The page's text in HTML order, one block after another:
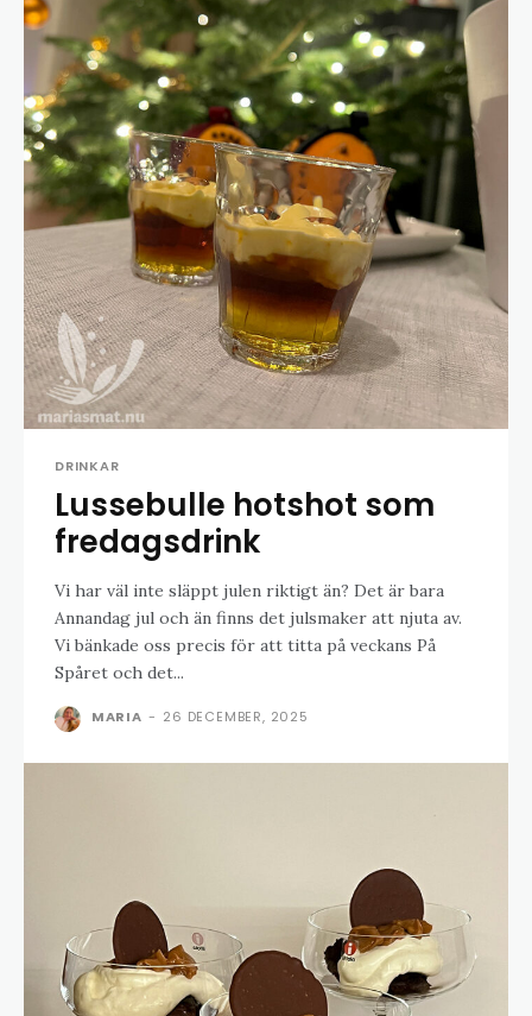
DRINKAR
Lussebulle hotshot som
fredagsdrink
Vi har väl inte släppt julen riktigt än? Det är bara
Annandag jul och än finns det julsmaker att njuta av.
Vi bänkade oss precis för att titta på veckans På
Spåret och det...
MARIA - 26 DECEMBER, 2025